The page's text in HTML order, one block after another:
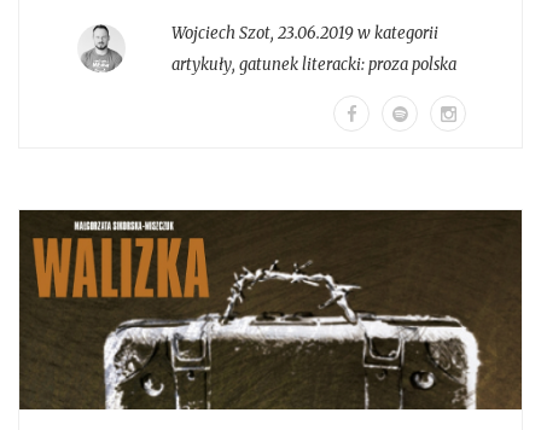
Wojciech Szot, 23.06.2019 w kategorii
artykuły, gatunek literacki:proza polska